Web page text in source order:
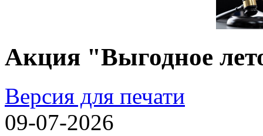
Акция "Выгодное
Версия для печати
09-07-2026